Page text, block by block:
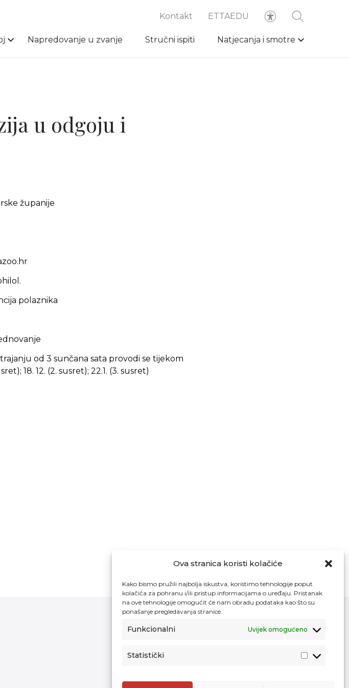
Ova stranica koristi kolačiće
Kako bismo pružili najbolja iskustva, koristimo tehnologije poput
kolačića za pohranu i/ili pristup informacijama o uređaju. Pristanak
na ove tehnologije omogućit će nam obradu podataka kao što su
ponašanje pregledavanja stranice.
Funkcionalni Uvijek omogućeno
Statistički
Kontakt ETTAEDU
Napredovanje u zvanje Stručni ispiti Natjecanja i smotre
u odgoju i
županije
polaznika
od 3 sunčana sata provodi se tijekom
18. 12. (2. susret); 22.1. (3. susret)
Pristup informacijama
Povjerljiva osoba za unutarnje prijavljivanje